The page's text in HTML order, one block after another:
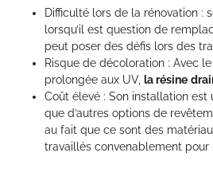
Difficulté lors de la rénovation :
lorsqu’il est question de
peut poser des défis lors des
Risque de décoloration : Avec
prolongée aux UV, la résine
Coût élevé : Son installation est
que d’autres options de
au fait que ce sont des
travaillés convenablement pour